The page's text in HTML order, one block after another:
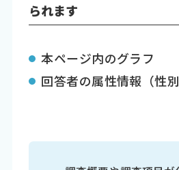
られます
本ページ内のグラフ
回答者の属性情報（性別